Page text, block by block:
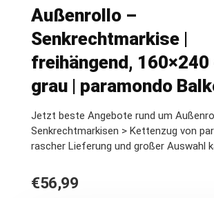
Außenrollo –
Senkrechtmarkise |
freihängend, 160×240
grau | paramondo
Jetzt beste Angebote rund um
Senkrechtmarkisen > Kettenzug von
rascher Lieferung und großer Auswahl
€56,99